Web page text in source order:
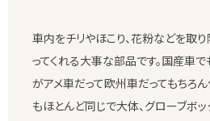
車内をチリやほこり、花粉などを取
ってくれる大事な部品です。国産車
がアメ車だって欧州車だってもちろ
もほとんど同じで大体、グローブボッ